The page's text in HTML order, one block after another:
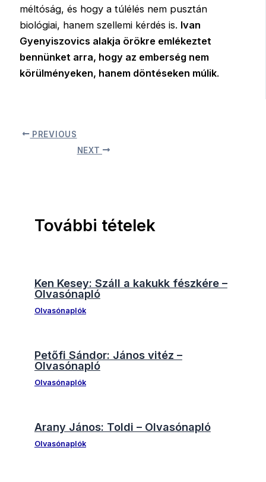
méltóság, és hogy a túlélés nem pusztán
biológiai, hanem szellemi kérdés is. Ivan
Gyenyiszovics alakja örökre emlékeztet
bennünket arra, hogy az emberség nem
körülményeken, hanem döntéseken múlik.
PREVIOUS
NEXT
További tételek
Ken Kesey: Száll a kakukk fészkére –
Olvasónapló
Olvasónaplók
Petőfi Sándor: János vitéz –
Olvasónapló
Olvasónaplók
Arany János: Toldi – Olvasónapló
Olvasónaplók